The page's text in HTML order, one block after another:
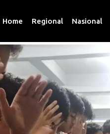
Home Regional Nasional